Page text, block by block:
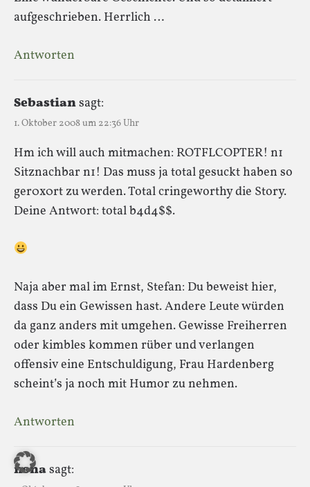
aufgeschrieben. Herrlich …
Antworten
Sebastiansagt:
1. Oktober 2008 um 22:36 Uhr
Hm ich will auch mitmachen: ROTFLCOPTER! n1
Sitznachbar n1! Das muss ja total gesuckt haben so
ger0x0rt zu werden. Total cringeworthy die Story.
Deine Antwort: total b4d4$$.
Naja aber mal im Ernst, Stefan: Du beweist hier,
dass Du ein Gewissen hast. Andere Leute würden
da ganz anders mit umgehen. Gewisse Freiherren
oder kimbles kommen rüber und verlangen
offensiv eine Entschuldigung, Frau Hardenberg
scheint’s ja noch mit Humor zu nehmen.
Antworten
nonasagt: